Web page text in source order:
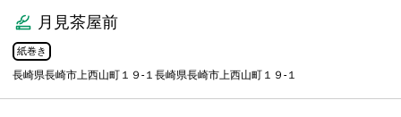
月見茶屋前
紙巻き
長崎県長崎市上西山町１９-１長崎県長崎市上西山町１９-１